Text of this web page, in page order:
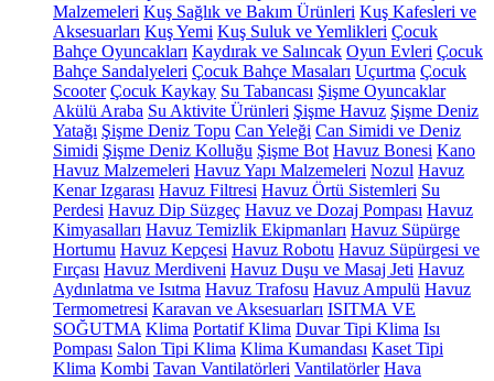
Malzemeleri Kuş Sağlık ve Bakım Ürünleri Kuş Kafesleri ve
Aksesuarları Kuş Yemi Kuş Suluk ve Yemlikleri Çocuk
Bahçe Oyuncakları Kaydırak ve Salıncak Oyun Evleri Çocuk
Bahçe Sandalyeleri Çocuk Bahçe Masaları Uçurtma Çocuk
Scooter Çocuk Kaykay Su Tabancası Şişme Oyuncaklar
Akülü Araba Su Aktivite Ürünleri Şişme Havuz Şişme Deniz
Yatağı Şişme Deniz Topu Can Yeleği Can Simidi ve Deniz
Simidi Şişme Deniz Kolluğu Şişme Bot Havuz Bonesi Kano
Havuz Malzemeleri Havuz Yapı Malzemeleri Nozul Havuz
Kenar Izgarası Havuz Filtresi Havuz Örtü Sistemleri Su
Perdesi Havuz Dip Süzgeç Havuz ve Dozaj Pompası Havuz
Kimyasalları Havuz Temizlik Ekipmanları Havuz Süpürge
Hortumu Havuz Kepçesi Havuz Robotu Havuz Süpürgesi ve
Fırçası Havuz Merdiveni Havuz Duşu ve Masaj Jeti Havuz
Aydınlatma ve Isıtma Havuz Trafosu Havuz Ampulü Havuz
Termometresi Karavan ve Aksesuarları ISITMA VE
SOĞUTMA Klima Portatif Klima Duvar Tipi Klima Isı
Pompası Salon Tipi Klima Klima Kumandası Kaset Tipi
Klima Kombi Tavan Vantilatörleri Vantilatörler Hava